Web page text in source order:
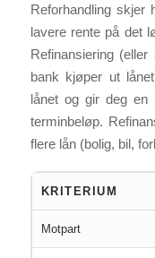
Reforhandling skjer
lavere rente på det
Refinansiering
bank kjøper ut
lånet og gir deg en
terminbeløp.
flere lån (bolig, bil,
KRITERIUM
Motpart